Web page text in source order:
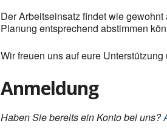
Der Arbeitseinsatz findet wie
Planung entsprechend abstimmen
Wir freuen uns auf eure
Anmeldung
Haben Sie bereits ein Konto bei uns?